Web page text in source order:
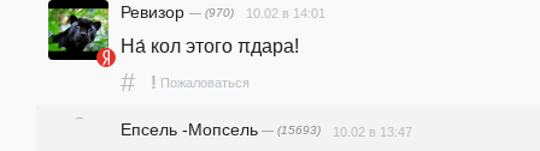
Ревизор — (970) 10.02 в 14:01
На́ кол этого πдара!
# ! Пожаловаться
Епсель -Мопсель — (15693) 10.02 в 13:47